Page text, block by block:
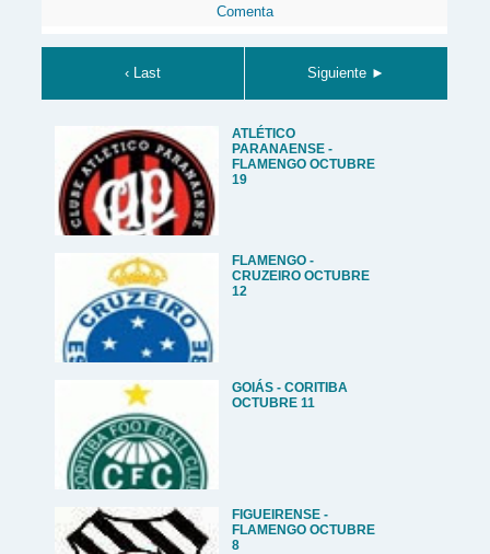
Comenta
‹ Last Siguiente ►
ATLÉTICO
PARANAENSE -
FLAMENGO OCTUBRE
19
FLAMENGO -
CRUZEIRO OCTUBRE
12
GOIÁS - CORITIBA
OCTUBRE 11
FIGUEIRENSE -
FLAMENGO OCTUBRE
8